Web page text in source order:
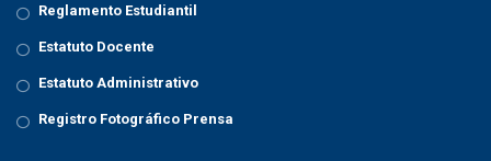
Reglamento Estudiantil
Estatuto Docente
Estatuto Administrativo
Registro Fotográfico Prensa